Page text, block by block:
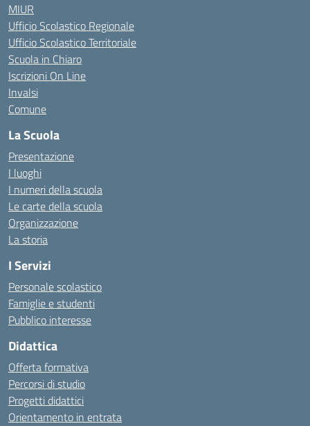
MIUR
Ufficio Scolastico Regionale
Ufficio Scolastico Territoriale
Scuola in Chiaro
Iscrizioni On Line
Invalsi
Comune
La Scuola
Presentazione
I luoghi
I numeri della scuola
Le carte della scuola
Organizzazione
La storia
I Servizi
Personale scolastico
Famiglie e studenti
Pubblico interesse
Didattica
Offerta formativa
Percorsi di studio
Progetti didattici
Orientamento in entrata